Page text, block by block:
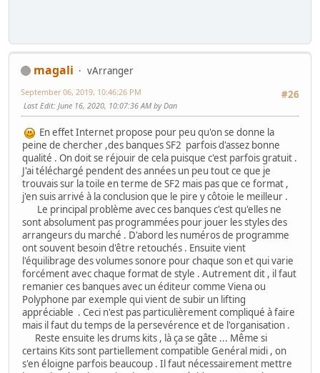
magali
vArranger
#26
September 06, 2019, 10:46:26 PM
Last Edit: June 16, 2020, 10:07:36 AM by Dan
En effet Internet propose pour peu qu'on se donne la
peine de chercher ,des banques SF2 parfois d'assez bonne
qualité . On doit se réjouir de cela puisque c'est parfois gratuit .
J'ai téléchargé pendent des années un peu tout ce que je
trouvais sur la toile en terme de SF2 mais pas que ce format ,
j'en suis arrivé à la conclusion que le pire y côtoie le meilleur .
Le principal problème avec ces banques c'est qu'elles ne
sont absolument pas programmées pour jouer les styles des
arrangeurs du marché . D'abord les numéros de programme
ont souvent besoin d'être retouchés . Ensuite vient
l'équilibrage des volumes sonore pour chaque son et qui varie
forcément avec chaque format de style . Autrement dit , il faut
remanier ces banques avec un éditeur comme Viena ou
Polyphone par exemple qui vient de subir un lifting
appréciable . Ceci n'est pas particulièrement compliqué à faire
mais il faut du temps de la persevérence et de l'organisation .
Reste ensuite les drums kits , là ça se gâte ... Même si
certains Kits sont partiellement compatible Genéral midi , on
s'en éloigne parfois beaucoup . Il faut nécessairement mettre